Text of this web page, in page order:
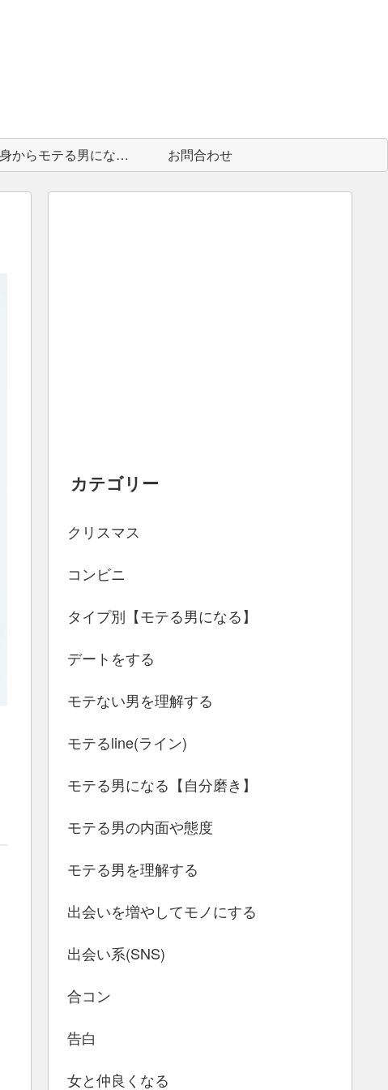
中身からモテる男になる為に お問合わせ
カテゴリー
クリスマス
コンビニ
タイプ別【モテる男になる】
デートをする
モテない男を理解する
モテるline(ライン)
モテる男になる【自分磨き】
モテる男の内面や態度
モテる男を理解する
出会いを増やしてモノにする
出会い系(SNS)
合コン
告白
女と仲良くなる